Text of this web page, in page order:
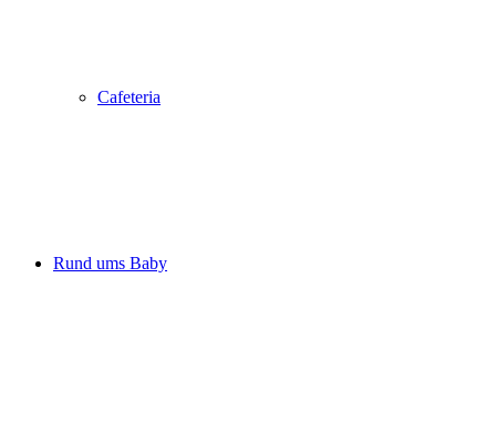
Cafeteria
Rund ums Baby